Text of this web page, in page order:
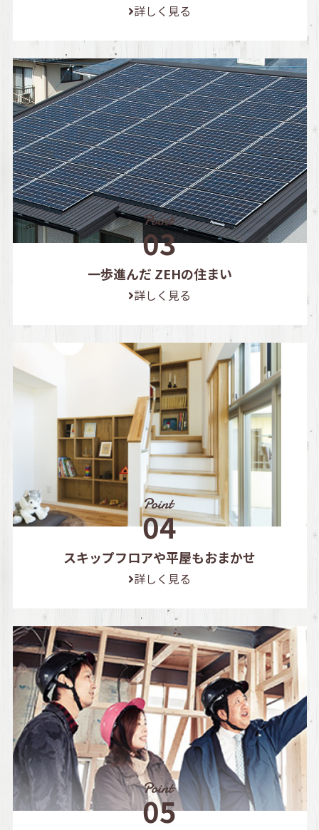
詳しく見る
一歩進んだ ZEHの住まい
詳しく見る
スキップフロアや平屋もおまかせ
詳しく見る